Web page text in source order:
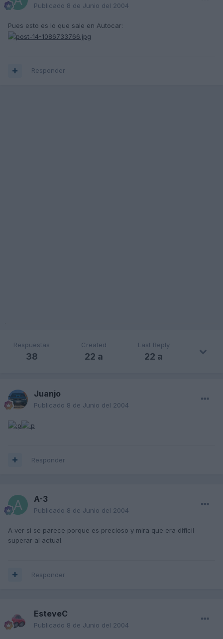
Publicado 8 de Junio del 2004
Pues esto es lo que sale en Autocar:
Responder
Respuestas
38
Created
22 a
Last Reply
22 a
Juanjo
Publicado 8 de Junio del 2004
Responder
A-3
Publicado 8 de Junio del 2004
A ver si se parece porque es precioso y mira que era dificil
superar al actual.
Responder
EsteveC
Publicado 8 de Junio del 2004